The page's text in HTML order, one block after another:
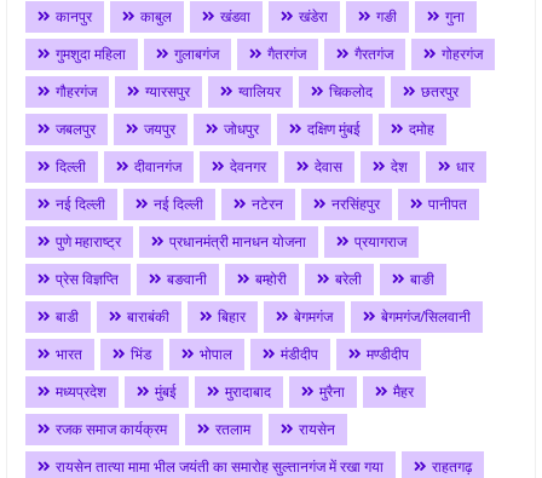
कानपुर
काबुल खंडवा खंडेरा गङी
गुना
गुमशुदा महिला
गुलाबगंज गैतरगंज गैरतगंज
गोहरगंज
गौहरगंज
ग्यारसपुर ग्वालियर चिकलोद
छतरपुर
जबलपुर
जयपुर जोधपुर दक्षिण मुंबई
दमोह
दिल्ली
दीवानगंज देवनगर देवास देश
धार
नई दिल्ली
नई दिल्ली नटेरन नरसिंहपुर
पानीपत
पुणे महाराष्ट्र
प्रधानमंत्री मानधन योजना
प्रयागराज
प्रेस विज्ञप्ति
बङवानी बम्होरी बरेली
बाङी
बाडी
बाराबंकी बिहार बेगमगंज
बेगमगंज/सिलवानी
भारत
भिंड भोपाल मंडीदीप
मण्डीदीप
मध्यप्रदेश
मुंबई मुरादाबाद मुरैना
मैहर
रजक समाज कार्यक्रम
रतलाम
रायसेन
रायसेन तात्या मामा भील जयंती का समारोह सुल्तानगंज में रखा गया
राहतगढ़